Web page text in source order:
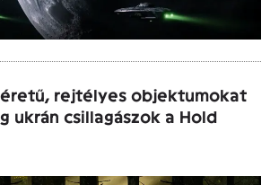
rejtélyes objektumokat
ukrán csillagászok a Hold